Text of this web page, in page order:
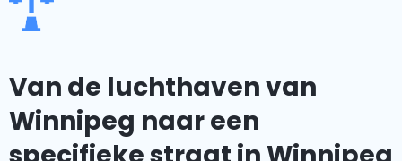
Van de luchthaven van
Winnipeg naar een